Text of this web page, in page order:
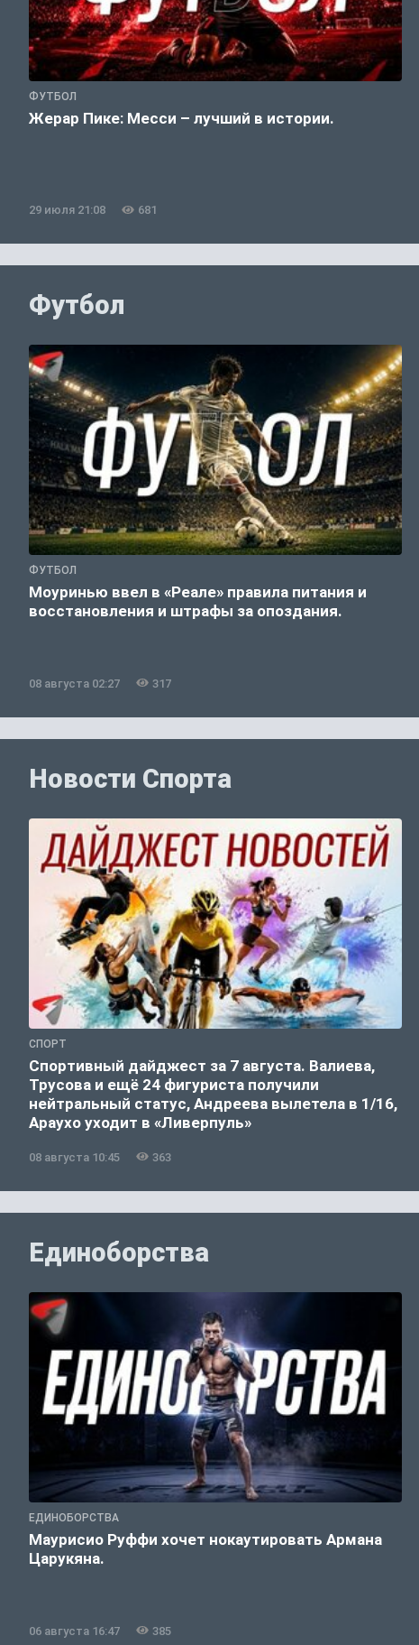
ФУТБОЛ
Жерар Пике: Месси – лучший в истории.
29 июля 21:08 681
Футбол
ФУТБОЛ
Моуринью ввел в «Реале» правила питания и
восстановления и штрафы за опоздания.
08 августа 02:27 317
Новости Спорта
СПОРТ
Спортивный дайджест за 7 августа. Валиева,
Трусова и ещё 24 фигуриста получили
нейтральный статус, Андреева вылетела в 1/16,
Араухо уходит в «Ливерпуль»
08 августа 10:45 363
Единоборства
ЕДИНОБОРСТВА
Маурисио Руффи хочет нокаутировать Армана
Царукяна.
06 августа 16:47 385